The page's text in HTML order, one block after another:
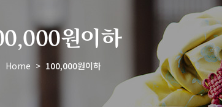
원이하
Home > 100,000원이하